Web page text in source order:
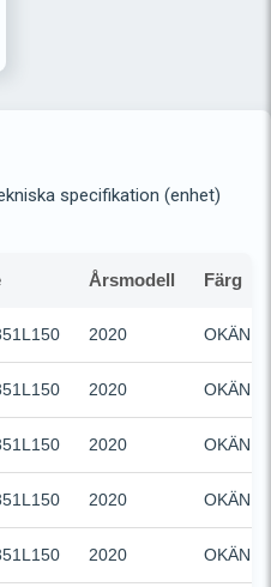
specifikation (enhet)
Årsmodell Färg
2020 OKÄND
2020 OKÄND
2020 OKÄND
2020 OKÄND
2020 OKÄND